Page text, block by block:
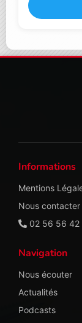
Informations
Mentions
Nous contacter
02 56 56 42
Navigation
Nous écouter
Actualités
Podcasts